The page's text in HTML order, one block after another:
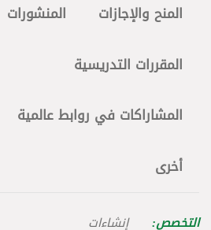
المنح والإجازات المنشورات
المقررات التدريسية
المشاراكات في روابط عالمية
أخرى
التخصص:
إنشاءات